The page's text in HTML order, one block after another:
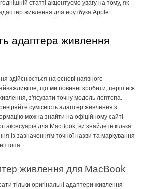
статті акцентуємо увагу на тому, як
живлення для ноутбука Apple.
адаптера живлення
здійснюється на основі наявного
, що ми повинні зробити, перш ніж
з'ясувати точну модель лептопа.
сумісність адаптер живлення з
можна знайти на офіційному сайті
аксесуарів для MacBook, ви знайдете кілька
із зазначенням точноїназви та маркування
живлення для MacBook
тільки оригінальні адаптери живлення